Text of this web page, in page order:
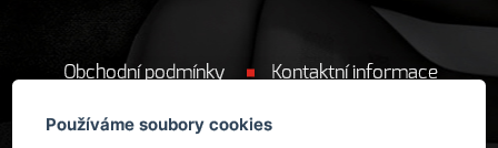
Používáme soubory cookies
Obchodní podmínky Kontaktní informace
Cookie